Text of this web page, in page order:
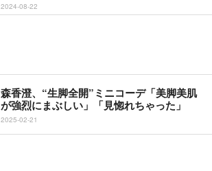
2024-08-22
森香澄、“生脚全開”ミニコーデ「美脚美肌
が強烈にまぶしい」「見惚れちゃった」
2025-02-21